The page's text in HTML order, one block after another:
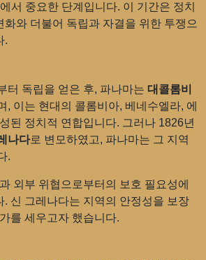
서 중요한 단계입니다. 이 기간은 정치
화와 더불어 독립과 자결을 위한 투쟁으
.
터 독립을 얻은 후, 파나마는 대콜롬비
, 이는 현대의 콜롬비아, 베네수엘라, 에
된 정치적 연합입니다. 그러나 1826년
나다로 변모하였고, 파나마는 그 지역
.
외부 위협으로부터의 보호 필요성에
. 신 그레나다는 지역의 안정성을 보장
를 세우고자 했습니다.